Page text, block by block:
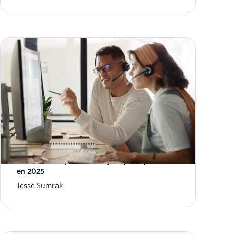
Email marketing impulsado por IA:
Herramientas, beneficios y mejores prácticas
en 2025
Jesse Sumrak